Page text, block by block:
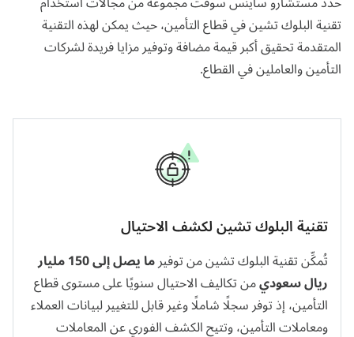
تقنية البلوك تشين في قطاع التأمين، حيث يمكن لهذه التقنية
المتقدمة تحقيق أكبر قيمة مضافة وتوفير مزايا فريدة لشركات
التأمين والعاملين في القطاع.
تقنية البلوك تشين لكشف الاحتيال
تُمكِّن تقنية البلوك تشين من توفير
ما يصل إلى 150 مليار
ريال سعوديمن تكاليف الاحتيال سنويًا على مستوى قطاع
التأمين، إذ توفر سجلًا شاملًا وغير قابل للتغيير لبيانات العملاء
ومعاملات التأمين، وتتيح الكشف الفوري عن المعاملات